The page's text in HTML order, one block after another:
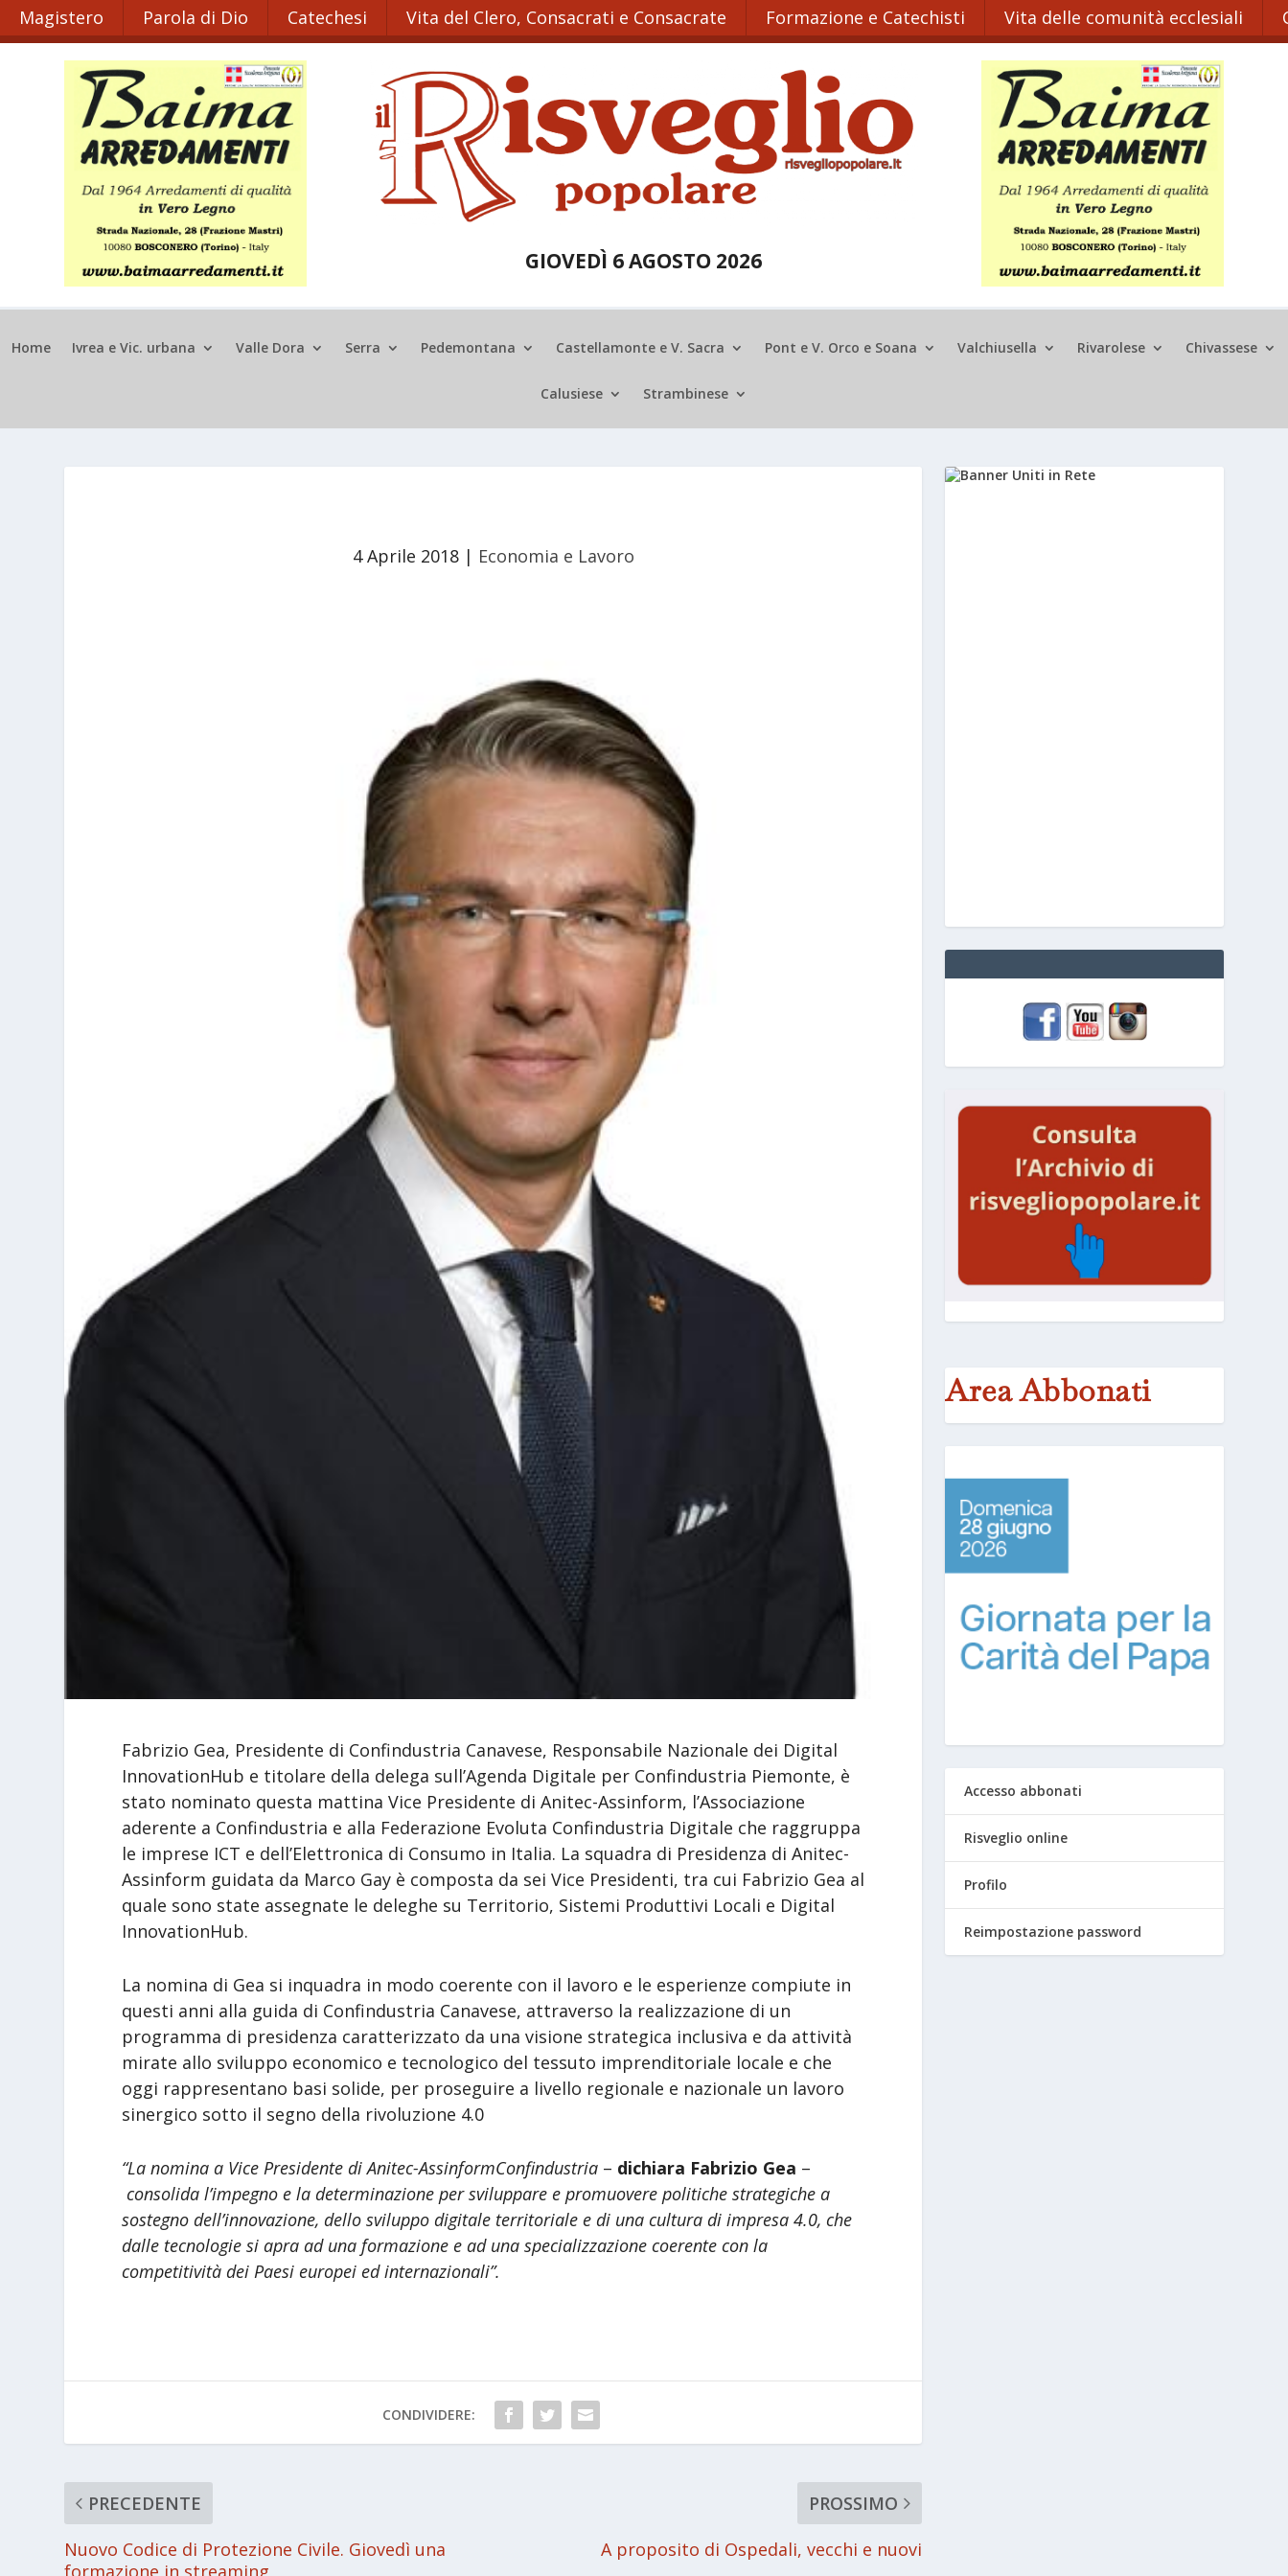
Magistero Parola di Dio Catechesi Vita del Clero, Consacrati e Consacrate Formazione e Catechisti Vita delle comunità ecclesiali
GIOVEDÌ 6 AGOSTO 2026
Home Ivrea e Vic. urbana Valle Dora Serra Pedemontana Castellamonte e V. Sacra Pont e V. Orco e Soana Valchiusella Rivarolese Chivassese
Calusiese Strambinese
4 Aprile 2018| Economia e Lavoro
Fabrizio Gea, Presidente di Confindustria Canavese, Responsabile Nazionale dei Digital
InnovationHub e titolare della delega sull’Agenda Digitale per Confindustria Piemonte, è
stato nominato questa mattina Vice Presidente di Anitec-Assinform, l’Associazione
aderente a Confindustria e alla Federazione Evoluta Confindustria Digitale che raggruppa
le imprese ICT e dell’Elettronica di Consumo in Italia. La squadra di Presidenza di Anitec-
Assinform guidata da Marco Gay è composta da sei Vice Presidenti, tra cui Fabrizio Gea al
quale sono state assegnate le deleghe su Territorio, Sistemi Produttivi Locali e Digital
InnovationHub.
La nomina di Gea si inquadra in modo coerente con il lavoro e le esperienze compiute in
questi anni alla guida di Confindustria Canavese, attraverso la realizzazione di un
programma di presidenza caratterizzato da una visione strategica inclusiva e da attività
mirate allo sviluppo economico e tecnologico del tessuto imprenditoriale locale e che
oggi rappresentano basi solide, per proseguire a livello regionale e nazionale un lavoro
sinergico sotto il segno della rivoluzione 4.0
“La nomina a Vice Presidente di Anitec-AssinformConfindustria – dichiara Fabrizio Gea –
consolida l’impegno e la determinazione per sviluppare e promuovere politiche strategiche a
sostegno dell’innovazione, dello sviluppo digitale territoriale e di una cultura di impresa 4.0, che
dalle tecnologie si apra ad una formazione e ad una specializzazione coerente con la
competitività dei Paesi europei ed internazionali”.
CONDIVIDERE:
PRECEDENTE
Nuovo Codice di Protezione Civile. Giovedì una
formazione in streaming
PROSSIMO
A proposito di Ospedali, vecchi e nuovi
Area Abbonati
Accesso abbonati
Risveglio online
Profilo
Reimpostazione password